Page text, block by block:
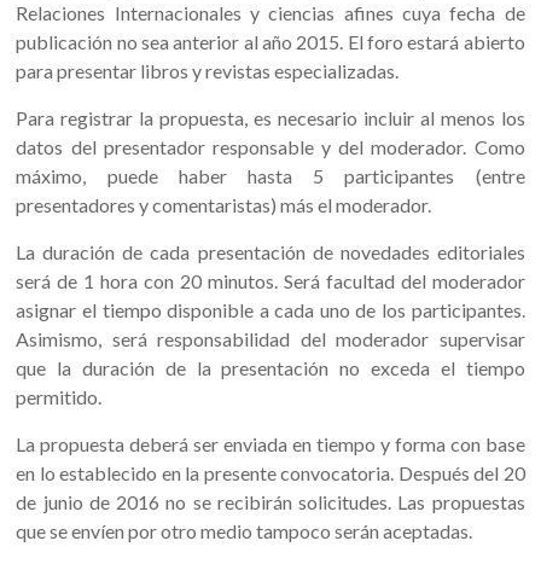
Relaciones Internacionales y ciencias afines cuya fecha de
publicación no sea anterior al año 2015. El foro estará abierto
para presentar libros y revistas especializadas.
Para registrar la propuesta, es necesario incluir al menos los
datos del presentador responsable y del moderador. Como
máximo, puede haber hasta 5 participantes (entre
presentadores y comentaristas) más el moderador.
La duración de cada presentación de novedades editoriales
será de 1 hora con 20 minutos. Será facultad del moderador
asignar el tiempo disponible a cada uno de los participantes.
Asimismo, será responsabilidad del moderador supervisar
que la duración de la presentación no exceda el tiempo
permitido.
La propuesta deberá ser enviada en tiempo y forma con base
en lo establecido en la presente convocatoria. Después del 20
de junio de 2016 no se recibirán solicitudes. Las propuestas
que se envíen por otro medio tampoco serán aceptadas.